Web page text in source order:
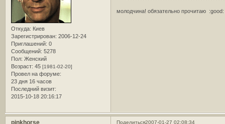
Откуда: Киев
Зарегистрирован: 2006-12-24
Приглашений: 0
Сообщений: 5278
Пол: Женский
Возраст: 45 [1981-02-20]
Провел на форуме:
23 дня 16 часов
Последний визит:
2015-10-18 20:16:17
молодчина! обязательно прочитаю :good:
Поделиться2007-01-27 02:08:34